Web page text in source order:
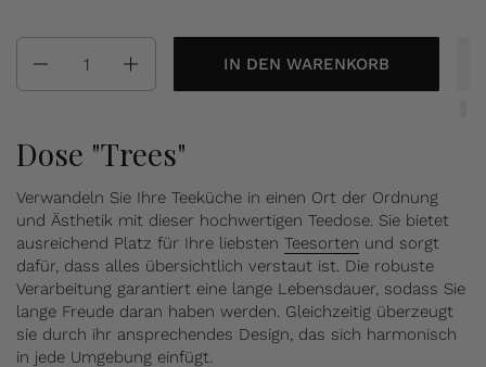
IN DEN WARENKORB
Dose "Trees"
Verwandeln Sie Ihre Teeküche in einen Ort der Ordnung
und Ästhetik mit dieser hochwertigen Teedose. Sie bietet
ausreichend Platz für Ihre liebsten Teesorten und sorgt
dafür, dass alles übersichtlich verstaut ist. Die robuste
Verarbeitung garantiert eine lange Lebensdauer, sodass Sie
lange Freude daran haben werden. Gleichzeitig überzeugt
sie durch ihr ansprechendes Design, das sich harmonisch
in jede Umgebung einfügt.